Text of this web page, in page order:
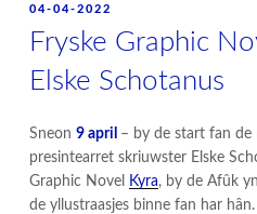
POSTED
04-04-2022
Fryske Graphic
Elske Schotanus
Sneon 9 april – by de start fan de
presintearret skriuwster Elske
Graphic Novel
Kyra, by de Afûk
de yllustraasjes binne fan har